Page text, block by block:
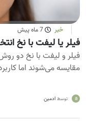
خبر 7 ماه پیش
فیلر یا لیفت با نخ
فیلر و لیفت با نخ دو
مقایسه می‌شوند اما
a توسط ادمین